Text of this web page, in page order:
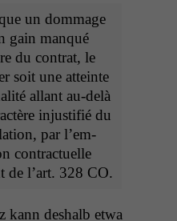
un dom­mage
gain man­qué
du con­trat, le
soit une atteinte
allant au-delà
injus­ti­fié du
par l’em­
con­tractuelle
de l’art. 328 CO.
kann deshalb etwa